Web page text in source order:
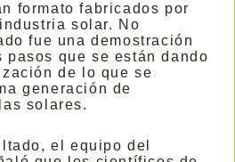
formato fabricados por
solar. No
fue una demostración
pasos que se están dando
de lo que se
generación de
solares.
el equipo del